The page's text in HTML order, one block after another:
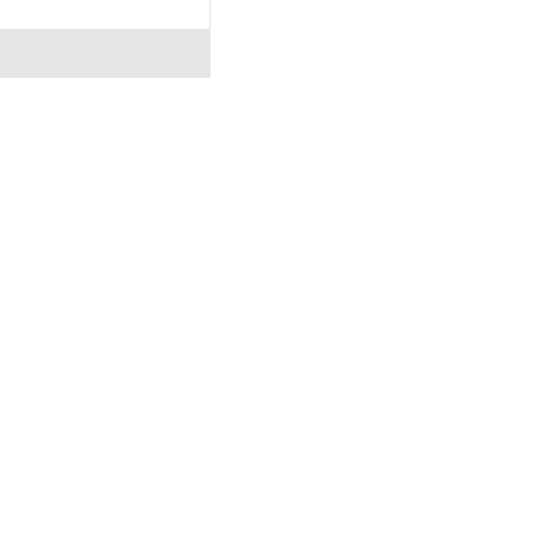
て危険を知らせたり、冗
途に対して適切に配電・
装置の機能や安全性を